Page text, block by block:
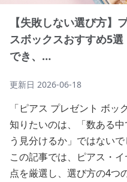
【失敗しない選び方】
スボックスおすすめ5
でき、…
更新日 2026-06-18
「ピアス プレゼント ボ
知りたいのは、「数ある
う見分けるか」ではないで
この記事では、ピアス・
点を厳選し、選び方の4つ